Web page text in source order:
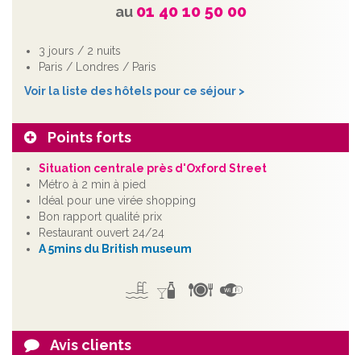
au 01 40 10 50 00
3 jours / 2 nuits
Paris / Londres / Paris
Voir la liste des hôtels pour ce séjour >
Points forts
Situation centrale près d'Oxford Street
Métro à 2 min à pied
Idéal pour une virée shopping
Bon rapport qualité prix
Restaurant ouvert 24/24
A 5mins du British museum
Avis clients